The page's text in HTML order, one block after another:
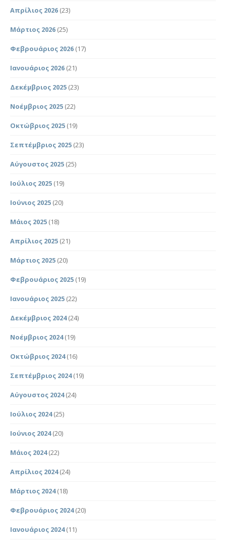
Απρίλιος 2026 (23)
Μάρτιος 2026 (25)
Φεβρουάριος 2026 (17)
Ιανουάριος 2026 (21)
Δεκέμβριος 2025 (23)
Νοέμβριος 2025 (22)
Οκτώβριος 2025 (19)
Σεπτέμβριος 2025 (23)
Αύγουστος 2025 (25)
Ιούλιος 2025 (19)
Ιούνιος 2025 (20)
Μάιος 2025 (18)
Απρίλιος 2025 (21)
Μάρτιος 2025 (20)
Φεβρουάριος 2025 (19)
Ιανουάριος 2025 (22)
Δεκέμβριος 2024(24)
Νοέμβριος 2024(19)
Οκτώβριος 2024(16)
Σεπτέμβριος 2024(19)
Αύγουστος 2024(24)
Ιούλιος 2024(25)
Ιούνιος 2024(20)
Μάιος 2024(22)
Απρίλιος 2024(24)
Μάρτιος 2024(18)
Φεβρουάριος 2024(20)
Ιανουάριος 2024(11)